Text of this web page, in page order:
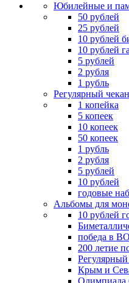
Юбилейные и
50 рублей
25 рублей
10 рублей
10 рублей
5 рублей
2 рубля
1 рубль
Регулярный
1 копейка
5 копеек
10 копеек
50 копеек
1 рубль
2 рубля
5 рублей
10 рублей
годовые
Альбомы для
10 рублей
победа в
200 летие
Крым и
Олимпиада